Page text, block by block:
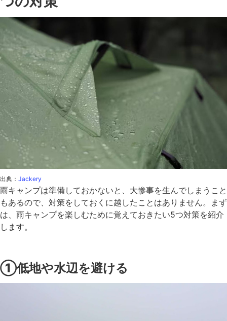
出典： Jackery
雨キャンプは準備しておかないと、大惨事を生んでしまうこと
もあるので、対策をしておくに越したことはありません。まず
は、雨キャンプを楽しむために覚えておきたい5つ対策を紹介
します。
①低地や水辺を避ける